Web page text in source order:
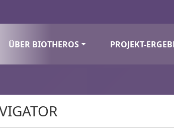
ÜBER BIOTHEROS PROJEKT-